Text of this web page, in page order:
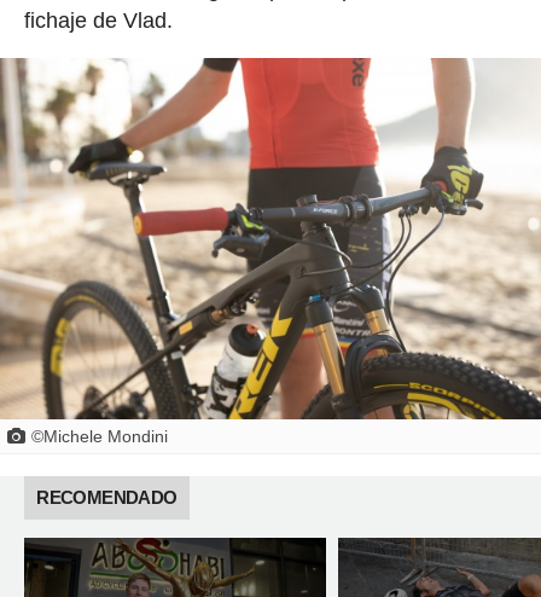
fichaje de Vlad.
©Michele Mondini
RECOMENDADO